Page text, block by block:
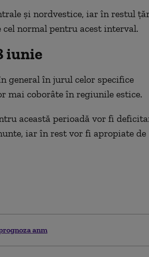
și nordvestice, iar în restul
normal pentru acest interval.
iunie
general în jurul celor specifice
mai coborâte în regiunile estice.
această perioadă vor fi
iar în rest vor fi apropiate de
anm